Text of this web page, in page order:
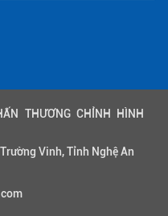
THƯƠNG CHỈNH HÌNH
Vinh, Tỉnh Nghệ An